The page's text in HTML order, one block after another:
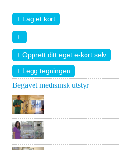
+ Legg tegningen
Begavet medisinsk utstyr